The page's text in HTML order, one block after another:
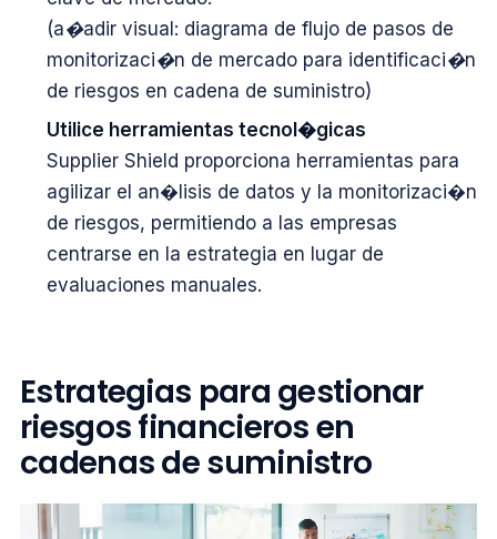
(a�adir visual: diagrama de flujo de pasos de
monitorizaci�n de mercado para identificaci�n
de riesgos en cadena de suministro)
Utilice herramientas tecnol�gicas
Supplier Shield proporciona herramientas para
agilizar el an�lisis de datos y la monitorizaci�n
de riesgos, permitiendo a las empresas
centrarse en la estrategia en lugar de
evaluaciones manuales.
Estrategias para gestionar
riesgos financieros en
cadenas de suministro